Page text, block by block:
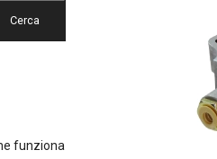
Cerca
funziona